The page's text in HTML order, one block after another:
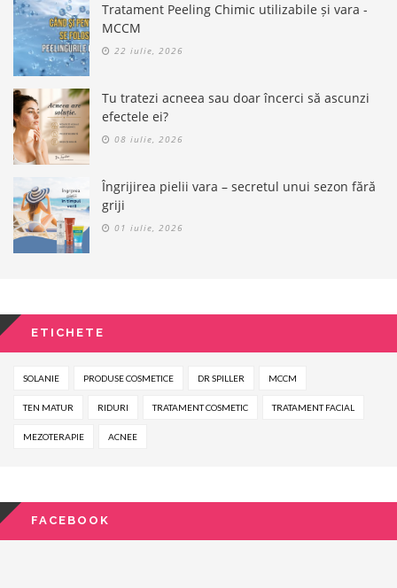
Tratament Peeling Chimic utilizabile și vara -
MCCM
22 iulie, 2026
Tu tratezi acneea sau doar încerci să ascunzi
efectele ei?
08 iulie, 2026
Îngrijirea pielii vara – secretul unui sezon fără
griji
01 iulie, 2026
ETICHETE
SOLANIE PRODUSE COSMETICE DR SPILLER MCCM
TEN MATUR RIDURI TRATAMENT COSMETIC TRATAMENT FACIAL
MEZOTERAPIE ACNEE
FACEBOOK